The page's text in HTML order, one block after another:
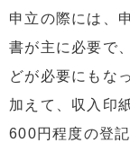
申立の際には、
書が主に必要で
どが必要にもな
加えて、収入印
600円程度の登